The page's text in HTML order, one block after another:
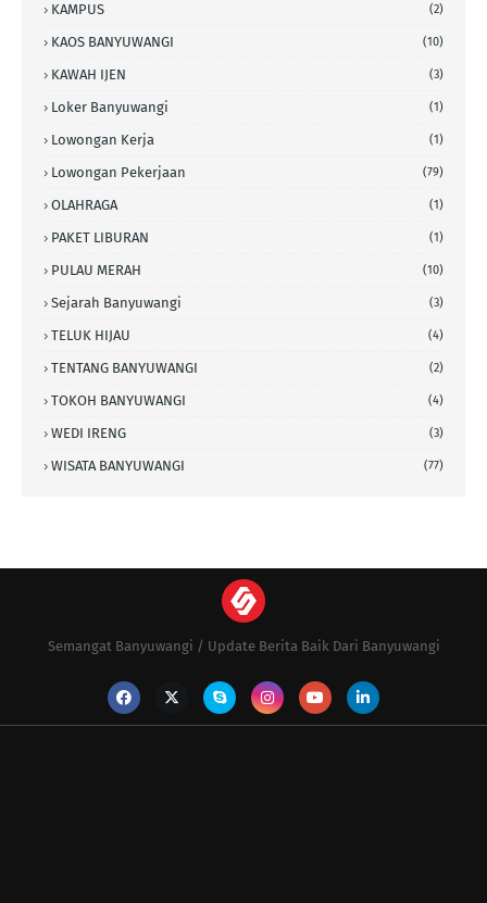
KAMPUS (2)
KAOS BANYUWANGI (10)
KAWAH IJEN (3)
Loker Banyuwangi (1)
Lowongan Kerja (1)
Lowongan Pekerjaan (79)
OLAHRAGA (1)
PAKET LIBURAN (1)
PULAU MERAH (10)
Sejarah Banyuwangi (3)
TELUK HIJAU (4)
TENTANG BANYUWANGI (2)
TOKOH BANYUWANGI (4)
WEDI IRENG (3)
WISATA BANYUWANGI (77)
Semangat Banyuwangi / Update Berita Baik Dari Banyuwangi